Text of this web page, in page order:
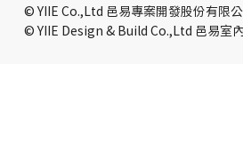
© YIIE Co.,Ltd 邑易專案開發股份有限
© YIIE Design & Build Co.,Ltd 邑易室